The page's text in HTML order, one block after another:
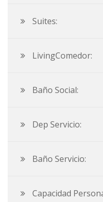
Suites:
LivingComedor:
Baño Social:
Dep Servicio:
Baño Servicio:
Capacidad